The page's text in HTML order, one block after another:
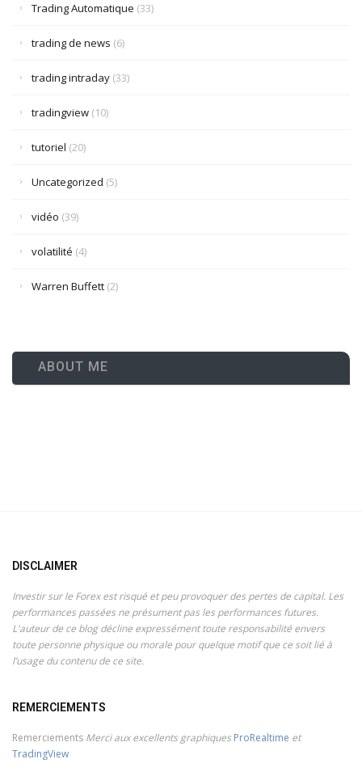
Trading Automatique (33)
trading de news (6)
trading intraday (33)
tradingview (10)
tutoriel (20)
Uncategorized (5)
vidéo (39)
volatilité (4)
Warren Buffett (2)
ABOUT ME
DISCLAIMER
Investir sur le Forex est risqué et peu provoquer des pertes de capital. Les
performances passées ne présument pas les performances futures.
L'auteur de ce blog décline expressément toute responsabilité envers
toute personne physique ou morale pour quelque motif que ce soit lié à
l’usage du contenu de ce site.
REMERCIEMENTS
Remerciements Merci aux excellents graphiques ProRealtime et
TradingView